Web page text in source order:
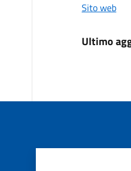
Sito web
Ultimo